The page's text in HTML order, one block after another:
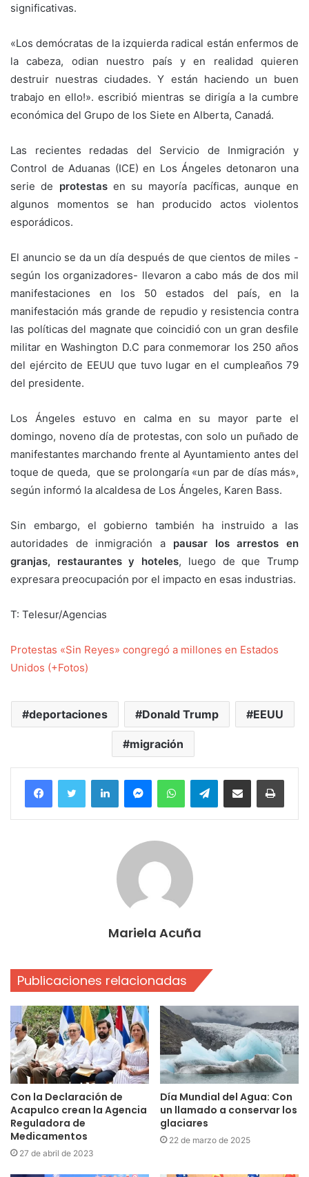
significativas.
«Los demócratas de la izquierda radical están enfermos de
la cabeza, odian nuestro país y en realidad quieren
destruir nuestras ciudades. Y están haciendo un buen
trabajo en ello!». escribió mientras se dirigía a la cumbre
económica del Grupo de los Siete en Alberta, Canadá.
Las recientes redadas del Servicio de Inmigración y
Control de Aduanas (ICE) en Los Ángeles detonaron una
serie de protestasen su mayoría pacíficas, aunque en
algunos momentos se han producido actos violentos
esporádicos.
El anuncio se da un día después de que cientos de miles -
según los organizadores- llevaron a cabo más de dos mil
manifestaciones en los 50 estados del país, en la
manifestación más grande de repudio y resistencia contra
las políticas del magnate que coincidió con un gran desfile
militar en Washington D.C para conmemorar los 250 años
del ejército de EEUU que tuvo lugar en el cumpleaños 79
del presidente.
Los Ángeles estuvo en calma en su mayor parte el
domingo, noveno día de protestas, con solo un puñado de
manifestantes marchando frente al Ayuntamiento antes del
toque de queda, que se prolongaría «un par de días más»,
según informó la alcaldesa de Los Ángeles, Karen Bass.
Sin embargo, el gobierno también ha instruido a las
autoridades de inmigración a pausar los arrestos en
granjas, restaurantes y hoteles, luego de que Trump
expresara preocupación por el impacto en esas industrias.
T: Telesur/Agencias
Protestas «Sin Reyes» congregó a millones en Estados
Unidos (+Fotos)
deportaciones Donald Trump EEUU
migración
FacebookTwitter LinkedInMessengerWhatsAppTelegramCompartir por correo electrónico
Mariela Acuña
Publicaciones relacionadas
Con la Declaración de
Acapulco crean la Agencia
Reguladora de
Medicamentos
27 de abril de 2023
Día Mundial del Agua: Con
un llamado a conservar los
glaciares
22 de marzo de 2025